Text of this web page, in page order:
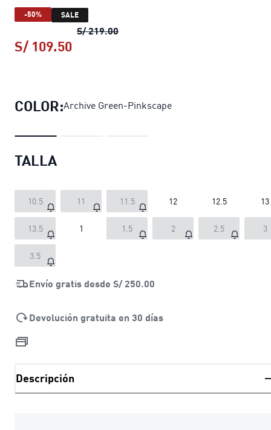
-50% SALE
S/ 219.00Zapatillas para niños Palermo
S/ 109.50
COLOR:Archive Green-Pinkscape
TALLA
10.5 11 11.5 12 12.5 13
13.5 1 1.5 2 2.5 3
3.5
Envío gratis desde S/ 250.00
Devolución gratuita en 30 días
Descripción